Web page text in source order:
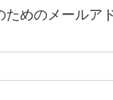
ためのメールア